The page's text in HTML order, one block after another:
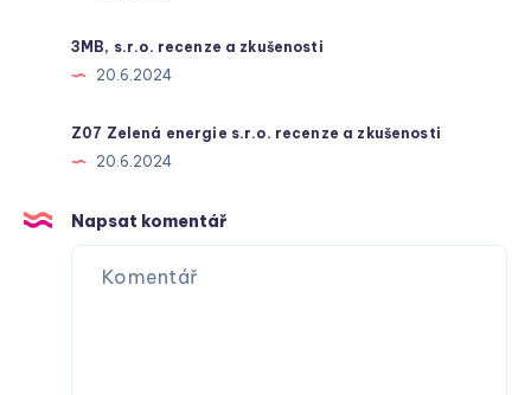
3MB, s.r.o. recenze a zkušenosti
20.6.2024
Z07 Zelená energie s.r.o. recenze a zkušenosti
20.6.2024
Napsat komentář